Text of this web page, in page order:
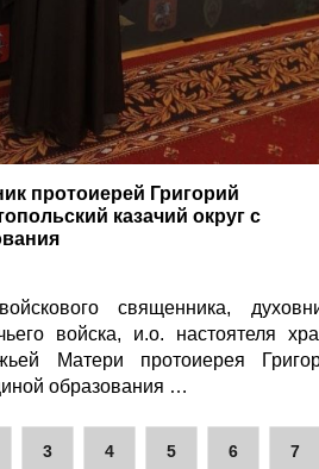
протоиерей Григорий
казачий округ с
священника,
войска, и.о. настоятеля
Матери протоиерея
образования …
3 4 5 6 7